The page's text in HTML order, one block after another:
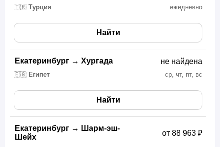
🇹🇷 Турция ежедневно
Найти
Екатеринбург → Хургада
🇪🇬 Египет ср, чт, пт, вс
не найдена
Найти
Екатеринбург → Шарм-эш-
Шейх
от 88 963 ₽